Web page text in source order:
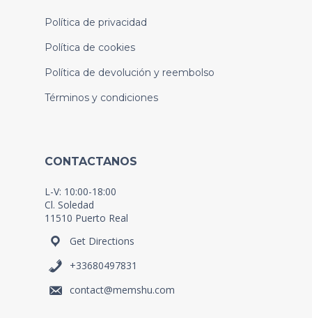
Política de privacidad
Política de cookies
Política de devolución y reembolso
Términos y condiciones
CONTACTANOS
L-V: 10:00-18:00
Cl. Soledad
11510 Puerto Real
Get Directions
+33680497831
contact@memshu.com